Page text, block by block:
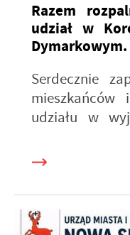
Razem
udział w
Serdecznie
udziału w